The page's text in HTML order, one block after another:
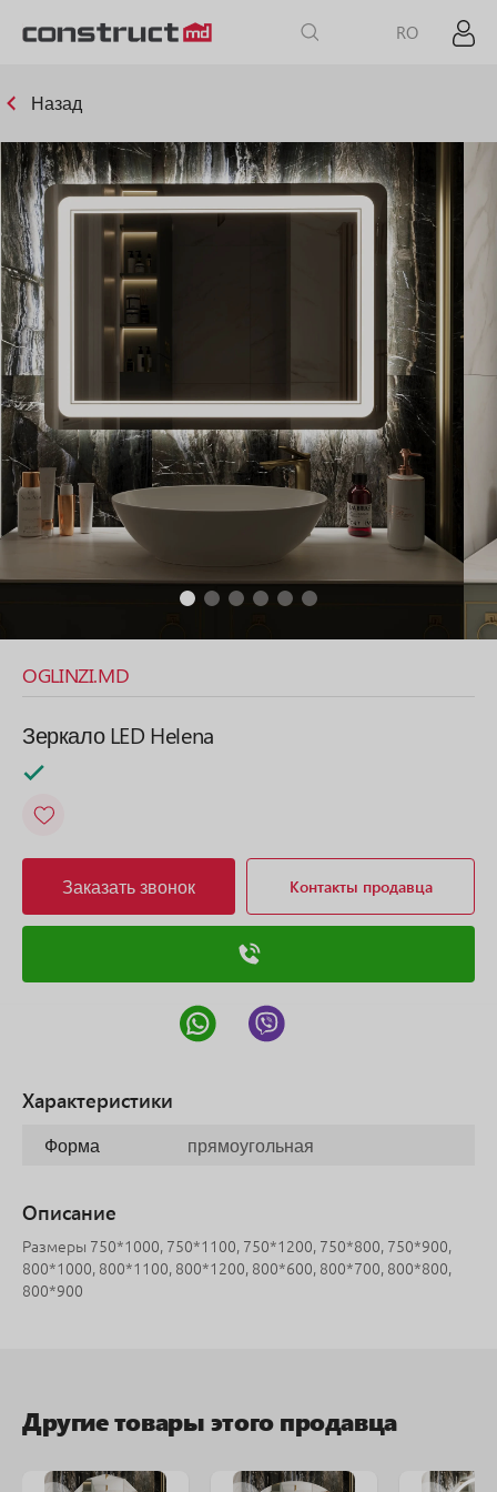
RO
Назад
OGLINZI.MD
Зеркало LED Helena
Заказать звонок Контакты продавца
Характеристики
Форма прямоугольная
Описание
Размеры 750*1000, 750*1100, 750*1200, 750*800, 750*900,
800*1000, 800*1100, 800*1200, 800*600, 800*700, 800*800,
800*900
Другие товары этого продавца